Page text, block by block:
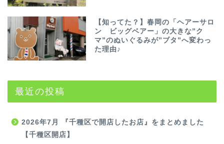
【知ってた？】春岡の「ヘアーサロ
ン ビッグベアー」の大きな”ク
マ”のぬいぐるみが”ブタ”へ変わっ
た理由♪
最近の投稿
2026年7月 『千種区で開店したお店』をまとめました
【千種区開店】